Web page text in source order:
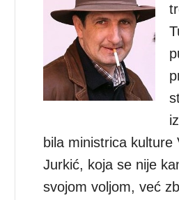
bila ministrica kulture
Jurkić, koja se nije
svojom voljom, već